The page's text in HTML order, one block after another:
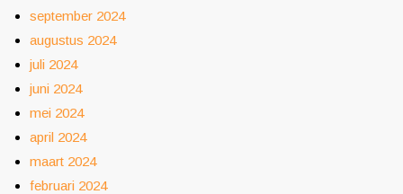
september 2024
augustus 2024
juli 2024
juni 2024
mei 2024
april 2024
maart 2024
februari 2024